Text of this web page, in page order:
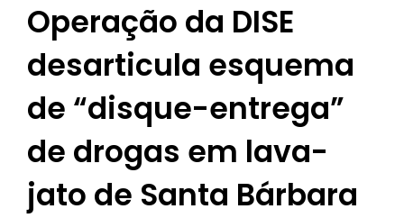
Operação da DISE
desarticula esquema
de “disque-entrega”
de drogas em lava-
jato de Santa Bárbara